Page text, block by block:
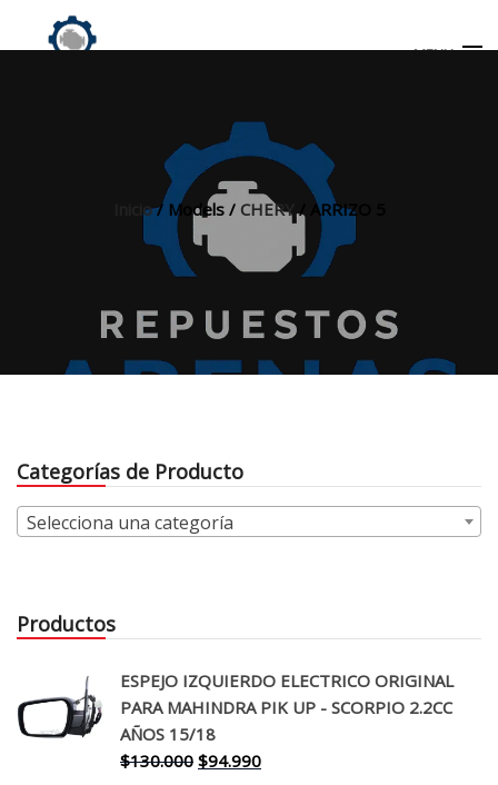
MENU
Inicio/ Models / CHERY / ARRIZO 5
Categorías de Producto
Selecciona una categoría
Productos
ESPEJO IZQUIERDO ELECTRICO ORIGINAL
PARA MAHINDRA PIK UP - SCORPIO 2.2CC
AÑOS 15/18
$130.000 El
$94.990El